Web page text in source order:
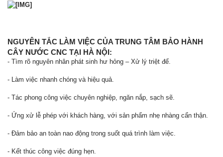
NGUYÊN TẮC LÀM VIỆC CỦA TRUNG TÂM BẢO HÀNH
CÂY NƯỚC CNC TẠI HÀ NỘI:
- Tìm rõ nguyên nhân phát sinh hư hỏng – Xử lý triệt để.
- Làm việc nhanh chóng và hiệu quả.
- Tác phong công việc chuyên nghiệp, ngăn nắp, sạch sẽ.
- Ứng xử lễ phép với khách hàng, với sản phẩm nhẹ nhàng cẩn thận.
- Đảm bảo an toàn nao động trong suốt quá trình làm việc.
- Kết thúc công việc đúng hẹn.